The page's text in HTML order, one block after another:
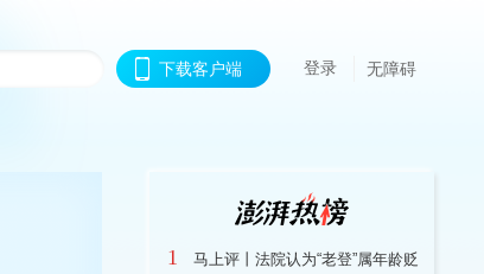
下载客户端 登录 无障碍
1
马上评丨法院认为“老登”属年龄贬